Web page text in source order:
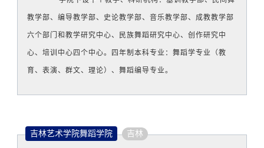
教学部、编导教学部、史论教学部、音乐教学部、成教教学部
六个部门和教学研究中心、民族舞蹈研究中心、创作研究中
心、培训中心四个中心。四年制本科专业：舞蹈学专业（教
育、表演、群文、理论）、舞蹈编导专业。
吉林艺术学院舞蹈学院 吉林